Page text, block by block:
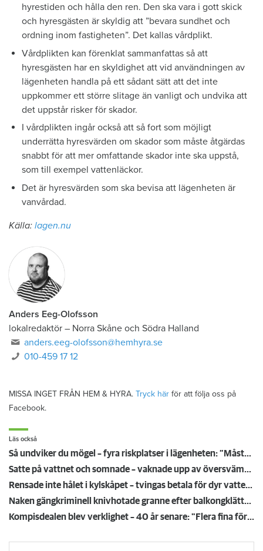
hyrestiden och hålla den ren. Den ska vara i gott skick
och hyresgästen är skyldig att ”bevara sundhet och
ordning inom fastigheten”. Det kallas vårdplikt.
Vårdplikten kan förenklat sammanfattas så att
hyresgästen har en skyldighet att vid användningen av
lägenheten handla på ett sådant sätt att det inte
uppkommer ett större slitage än vanligt och undvika att
det uppstår risker för skador.
I vårdplikten ingår också att så fort som möjligt
underrätta hyresvärden om skador som måste åtgärdas
snabbt för att mer omfattande skador inte ska uppstå,
som till exempel vattenläckor.
Det är hyresvärden som ska bevisa att lägenheten är
vanvårdad.
Källa: lagen.nu
Anders Eeg-Olofsson
lokalredaktör – Norra Skåne och Södra Halland
anders.eeg-olofsson@hemhyra.se
010-459 17 12
MISSA INGET FRÅN HEM & HYRA. Tryck här för att följa oss på
Facebook.
Läs också
Så undviker du mögel – fyra riskplatser i lägenheten: ”Måste städa bort”
Satte på vattnet och somnade – vaknade upp av översvämning hos grannen
Rensade inte hålet i kylskåpet – tvingas betala för dyr vattenskada
Naken gängkriminell knivhotade granne efter balkongklättring
Kompisdealen blev verklighet – 40 år senare: "Flera fina fördelar med att dela bostad"